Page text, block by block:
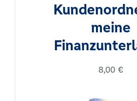
meine
8,00 €